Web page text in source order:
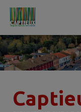
Contenu